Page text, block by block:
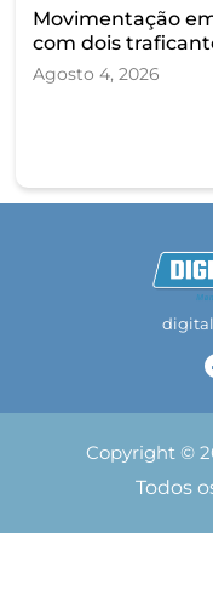
Movimentação
com dois
Agosto 4, 2026
Copyright ©
Todos